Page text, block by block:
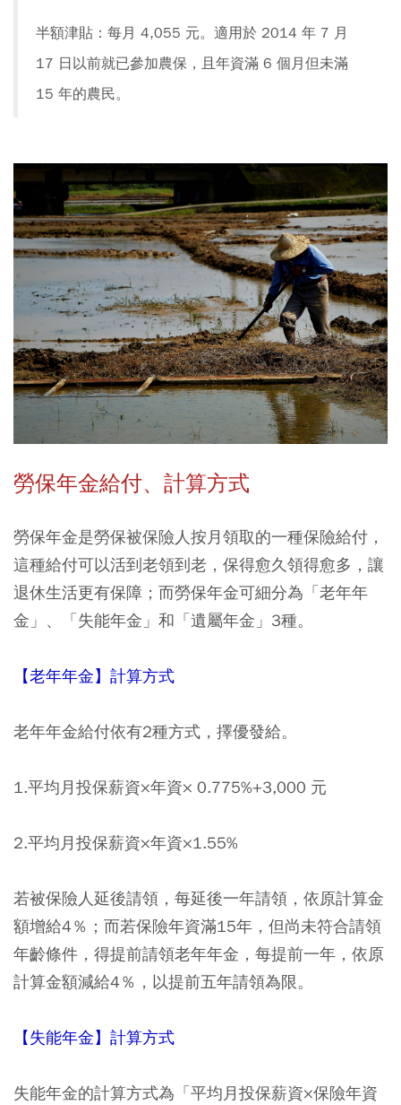
半額津貼：每月 4,055 元。適用於 2014 年 7 月
17 日以前就已參加農保，且年資滿 6 個月但未滿
15 年的農民。
勞保年金給付、計算方式
勞保年金是勞保被保險人按月領取的一種保險給付，
這種給付可以活到老領到老，保得愈久領得愈多，讓
退休生活更有保障；而勞保年金可細分為「老年年
金」、「失能年金」和「遺屬年金」3種。
【老年年金】計算方式
老年年金給付依有2種方式，擇優發給。
1.平均月投保薪資×年資× 0.775%+3,000 元
2.平均月投保薪資×年資×1.55%
若被保險人延後請領，每延後一年請領，依原計算金
額增給4％；而若保險年資滿15年，但尚未符合請領
年齡條件，得提前請領老年年金，每提前一年，依原
計算金額減給4％，以提前五年請領為限。
【失能年金】計算方式
失能年金的計算方式為「平均月投保薪資×保險年資